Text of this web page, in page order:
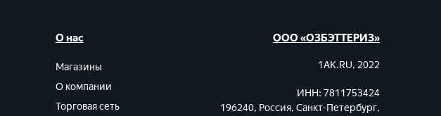
О нас
Магазины
О компании
Торговая сеть
ООО «ОЗБЭТТЕРИЗ»
1AK.RU, 2022
ИНН: 7811753424
196240, Россия, Санкт-Петербург,